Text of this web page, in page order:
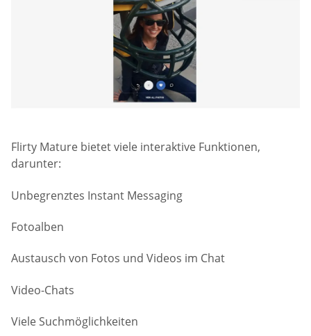
Flirty Mature bietet viele interaktive Funktionen,
darunter:
Unbegrenztes Instant Messaging
Fotoalben
Austausch von Fotos und Videos im Chat
Video-Chats
Viele Suchmöglichkeiten